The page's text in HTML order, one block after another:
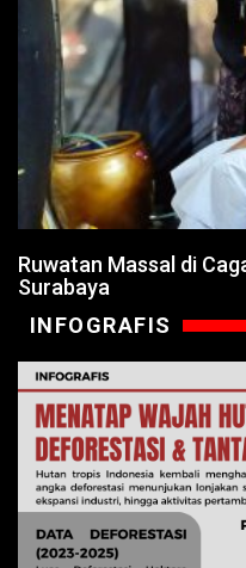
Ruwatan Massal di
Surabaya
INFOGRAFIS